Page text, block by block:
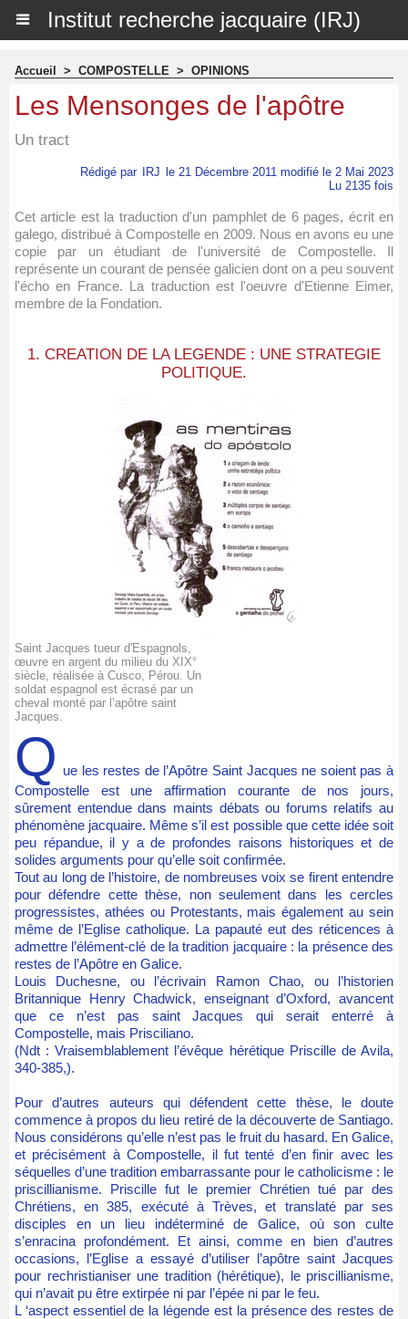
Institut recherche jacquaire (IRJ)
Accueil > COMPOSTELLE > OPINIONS
Les Mensonges de l'apôtre
Un tract
Rédigé par IRJ
le 21 Décembre 2011 modifié le 2 Mai 2023
Lu 2135 fois
Cet article est la traduction d'un pamphlet de 6 pages, écrit en
galego, distribué à Compostelle en 2009. Nous en avons eu une
copie par un étudiant de l'université de Compostelle. Il
représente un courant de pensée galicien dont on a peu souvent
l'écho en France. La traduction est l'oeuvre d'Etienne Eimer,
membre de la Fondation.
1. CREATION DE LA LEGENDE : UNE STRATEGIE
POLITIQUE.
Saint Jacques tueur d'Espagnols,
œuvre en argent du milieu du XIX°
siècle, réalisée à Cusco, Pérou. Un
soldat espagnol est écrasé par un
cheval monté par l’apôtre saint
Jacques.
Q ue les restes de l’Apôtre Saint Jacques ne soient pas à
Compostelle est une affirmation courante de nos jours,
sûrement entendue dans maints débats ou forums relatifs au
phénomène jacquaire. Même s’il est possible que cette idée soit
peu répandue, il y a de profondes raisons historiques et de
solides arguments pour qu’elle soit confirmée.
Tout au long de l’histoire, de nombreuses voix se firent entendre
pour défendre cette thèse, non seulement dans les cercles
progressistes, athées ou Protestants, mais également au sein
même de l’Eglise catholique. La papauté eut des réticences à
admettre l’élément-clé de la tradition jacquaire : la présence des
restes de l’Apôtre en Galice.
Louis Duchesne, ou l’écrivain Ramon Chao, ou l’historien
Britannique Henry Chadwick, enseignant d’Oxford, avancent
que ce n’est pas saint Jacques qui serait enterré à
Compostelle, mais Prisciliano.
(Ndt : Vraisemblablement l’évêque hérétique Priscille de Avila,
340-385,).
Pour d’autres auteurs qui défendent cette thèse, le doute
commence à propos du lieu retiré de la découverte de Santiago.
Nous considérons qu’elle n’est pas le fruit du hasard. En Galice,
et précisément à Compostelle, il fut tenté d’en finir avec les
séquelles d’une tradition embarrassante pour le catholicisme : le
priscillianisme. Priscille fut le premier Chrétien tué par des
Chrétiens, en 385, exécuté à Trèves, et translaté par ses
disciples en un lieu indéterminé de Galice, où son culte
s’enracina profondément. Et ainsi, comme en bien d’autres
occasions, l’Eglise a essayé d’utiliser l’apôtre saint Jacques
pour rechristianiser une tradition (hérétique), le priscillianisme,
qui n’avait pu être extirpée ni par l’épée ni par le feu.
L ‘aspect essentiel de la légende est la présence des restes de